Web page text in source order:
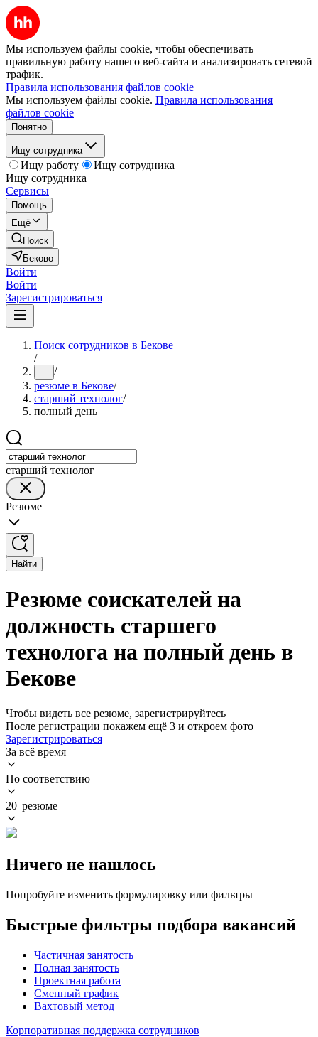
Мы используем файлы cookie, чтобы обеспечивать
правильную работу нашего веб-сайта и анализировать сетевой
трафик.
Правила использования файлов cookie
Мы используем файлы cookie. Правила использования
файлов cookie
Понятно
Ищу сотрудника
Ищу работу
Ищу сотрудника
Ищу сотрудника
Сервисы
Помощь
Ещё
Поиск
Беково
Войти
Войти
Зарегистрироваться
Поиск сотрудников в Бекове
/
... /
резюме в Бекове/
старший технолог/
полный день
старший технолог
Резюме
Найти
Резюме соискателей на
должность старшего
технолога на полный день в
Бекове
Чтобы видеть все резюме, зарегистрируйтесь
После регистрации покажем ещё 3 и откроем фото
Зарегистрироваться
За всё время
По соответствию
20 резюме
Ничего не нашлось
Попробуйте изменить формулировку или фильтры
Быстрые фильтры подбора вакансий
Частичная занятость
Полная занятость
Проектная работа
Сменный график
Вахтовый метод
Корпоративная поддержка сотрудников